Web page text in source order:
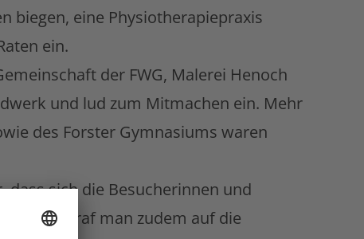
biegen, eine Physiotherapiepraxis
ein.
der FWG, Malerei Henoch
und lud zum Mitmachen ein. Mehr
des Forster Gymnasiums waren
dass sich die Besucherinnen und
traf man zudem auf die